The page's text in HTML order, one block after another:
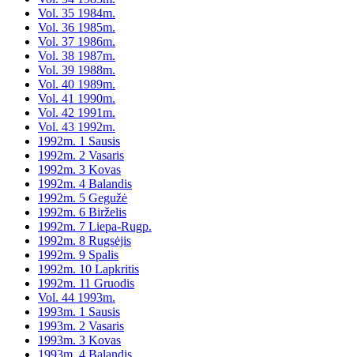
Vol. 35 1984m.
Vol. 36 1985m.
Vol. 37 1986m.
Vol. 38 1987m.
Vol. 39 1988m.
Vol. 40 1989m.
Vol. 41 1990m.
Vol. 42 1991m.
Vol. 43 1992m.
1992m. 1 Sausis
1992m. 2 Vasaris
1992m. 3 Kovas
1992m. 4 Balandis
1992m. 5 Gegužė
1992m. 6 Birželis
1992m. 7 Liepa-Rugp.
1992m. 8 Rugsėjis
1992m. 9 Spalis
1992m. 10 Lapkritis
1992m. 11 Gruodis
Vol. 44 1993m.
1993m. 1 Sausis
1993m. 2 Vasaris
1993m. 3 Kovas